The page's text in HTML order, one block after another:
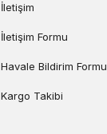
İletişim
İletişim Formu
Havale Bildirim Formu
Kargo Takibi